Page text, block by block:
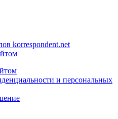
korrespondent.net
и персональных